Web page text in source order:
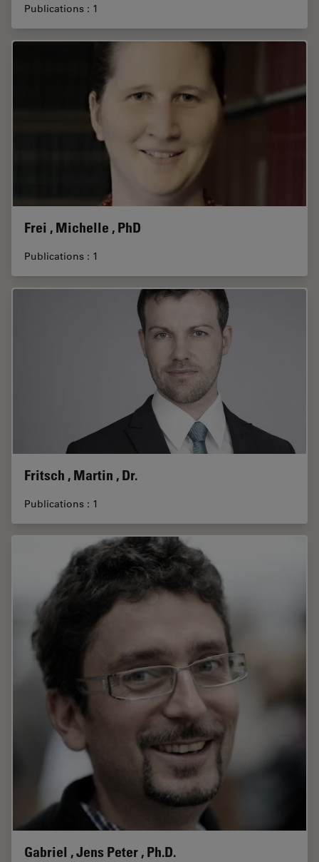
Publications : 1
Frei , Michelle , PhD
Publications : 1
Fritsch , Martin , Dr.
Publications : 1
Gabriel , Jens Peter , Ph.D.